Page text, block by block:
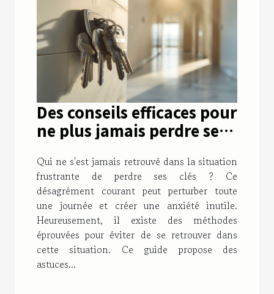
Des conseils efficaces pour
ne plus jamais perdre ses
Qui ne s'est jamais retrouvé dans la situation
frustrante de perdre ses clés ? Ce
désagrément courant peut perturber toute
une journée et créer une anxiété inutile.
Heureusement, il existe des méthodes
éprouvées pour éviter de se retrouver dans
cette situation. Ce guide propose des
astuces...